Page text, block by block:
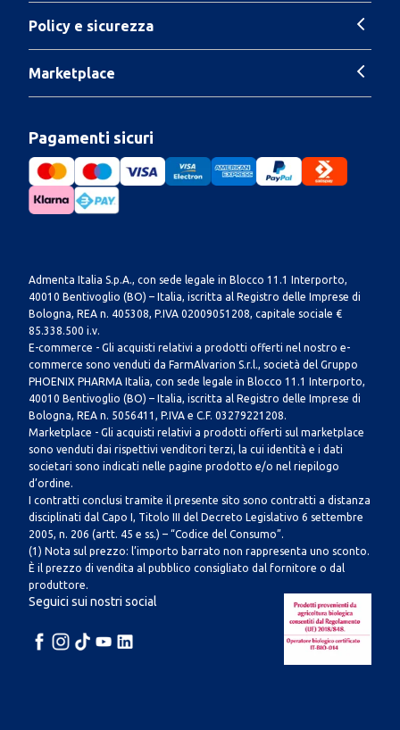
Policy e sicurezza
Marketplace
Pagamenti sicuri
Admenta Italia S.p.A., con sede legale in Blocco 11.1 Interporto,
40010 Bentivoglio (BO) – Italia, iscritta al Registro delle Imprese di
Bologna, REA n. 405308, P.IVA 02009051208, capitale sociale €
85.338.500 i.v.
E-commerce - Gli acquisti relativi a prodotti offerti nel nostro e-
commerce sono venduti da FarmAlvarion S.r.l., società del Gruppo
PHOENIX PHARMA Italia, con sede legale in Blocco 11.1 Interporto,
40010 Bentivoglio (BO) – Italia, iscritta al Registro delle Imprese di
Bologna, REA n. 5056411, P.IVA e C.F. 03279221208.
Marketplace - Gli acquisti relativi a prodotti offerti sul marketplace
sono venduti dai rispettivi venditori terzi, la cui identità e i dati
societari sono indicati nelle pagine prodotto e/o nel riepilogo
d’ordine.
I contratti conclusi tramite il presente sito sono contratti a distanza
disciplinati dal Capo I, Titolo III del Decreto Legislativo 6 settembre
2005, n. 206 (artt. 45 e ss.) – “Codice del Consumo”.
(1) Nota sul prezzo: l’importo barrato non rappresenta uno sconto.
È il prezzo di vendita al pubblico consigliato dal fornitore o dal
produttore.
Seguici sui nostri social